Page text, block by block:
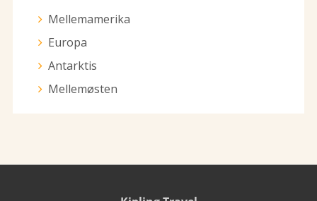
Mellemamerika
Europa
Antarktis
Mellemøsten